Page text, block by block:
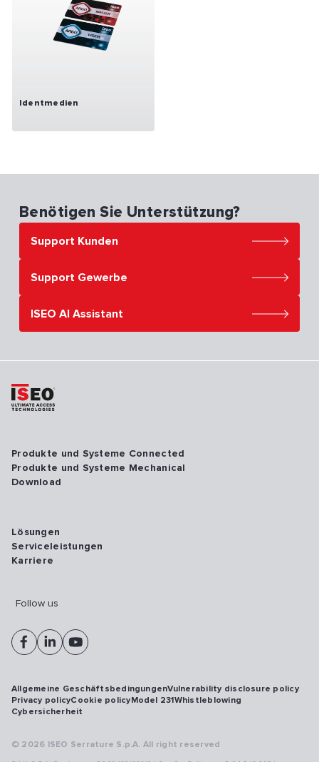
Identmedien
Benötigen Sie Unterstützung?
Support Kunden
Support Gewerbe
ISEO AI Assistant
Produkte und Systeme Connected
Produkte und Systeme Mechanical
Download
Lösungen
Serviceleistungen
Karriere
Follow us
© 2026 ISEO Serrature S.p.A. All right reserved
Allgemeine GeschäftsbedingungenVulnerability disclosure policy
Privacy policyCookie policyModel 231Whistleblowing
Cybersicherheit